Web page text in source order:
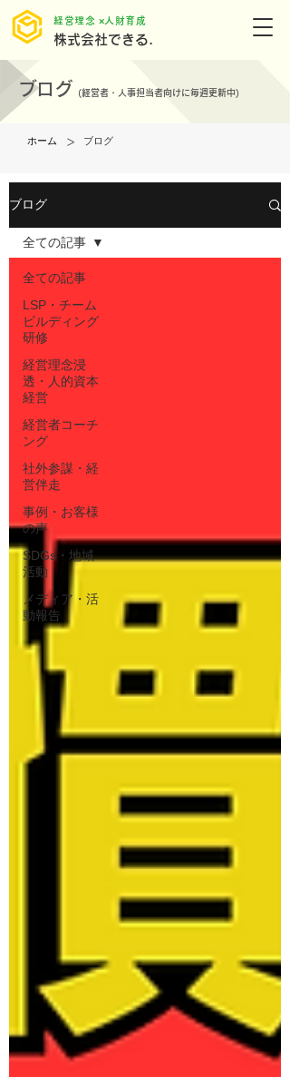
株式会社できる.
​経営理念 ×人財育成
ブログ (経営者・人事担当者向けに毎週更新中)
ホーム > ブログ
ブログ
全ての記事
LSP・チーム
ビルディング
研修
経営理念浸
透・人的資本
経営
経営者コーチ
ング
社外参謀・経
営伴走
事例・お客様
の声
SDGs・地域
活動
メディア・活
動報告
全ての記事